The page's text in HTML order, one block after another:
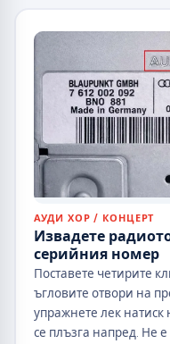
АУДИ ХОР / КОНЦЕРТ
Извадете
серийния номер
Поставете четирите
ъгловите отвори на
упражнете лек натиск
се плъзга напред. Не